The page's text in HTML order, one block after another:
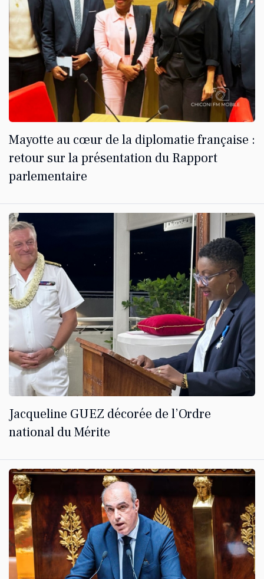
Mayotte au cœur de la diplomatie française :
retour sur la présentation du Rapport
parlementaire
Jacqueline GUEZ décorée de l’Ordre
national du Mérite